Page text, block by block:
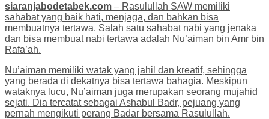
siaranjabodetabek.com – Rasulullah SAW memiliki
sahabat yang baik hati, menjaga, dan bahkan bisa
membuatnya tertawa. Salah satu sahabat nabi yang jenaka
dan bisa membuat nabi tertawa adalah Nu’aiman bin Amr bin
Rafa’ah.
Nu’aiman memiliki watak yang jahil dan kreatif, sehingga
yang berada di dekatnya bisa tertawa bahagia. Meskipun
wataknya lucu, Nu’aiman juga merupakan seorang mujahid
sejati. Dia tercatat sebagai Ashabul Badr, pejuang yang
pernah mengikuti perang Badar bersama Rasulullah.